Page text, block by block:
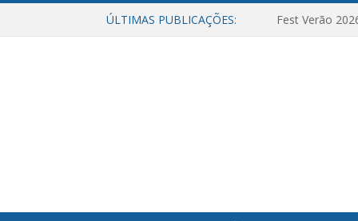
ÚLTIMAS PUBLICAÇÕES: Fest Verão